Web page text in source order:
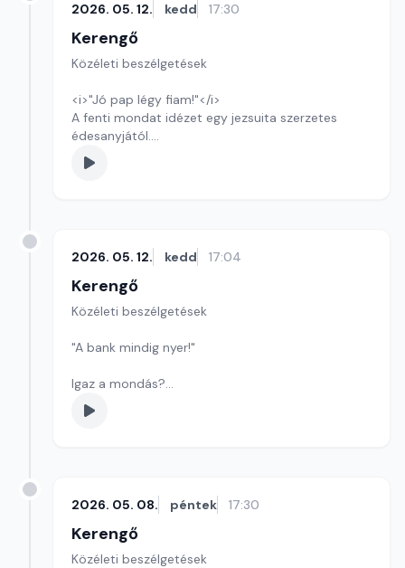
2026. 05. 12. kedd 17:30
Kerengő
Közéleti beszélgetések
<i>"Jó pap légy fiam!"</i>
A fenti mondat idézet egy jezsuita szerzetes
édesanyjától.
Szerkesztő: Sályi András
2026. 05. 12. kedd 17:04
Kerengő
Közéleti beszélgetések
"A bank mindig nyer!"
Igaz a mondás?
Drágábbak a magyar bankok a szomszédos
országok bankjainál?
2026. 05. 08. péntek 17:30
Kerengő
Közéleti beszélgetések